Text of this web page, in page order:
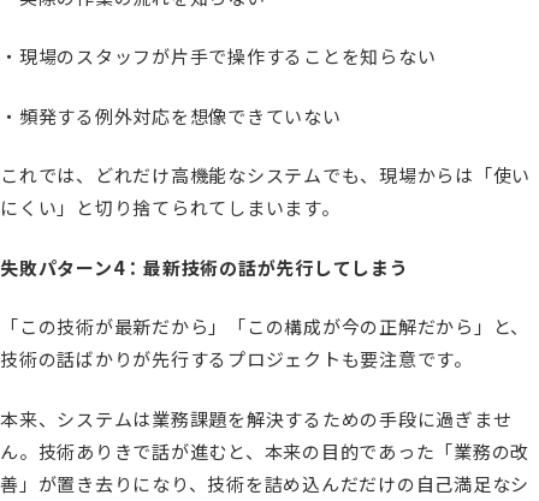
・現場のスタッフが片手で操作することを知らない
・頻発する例外対応を想像できていない
これでは、どれだけ高機能なシステムでも、現場からは「使い
にくい」と切り捨てられてしまいます。
失敗パターン4：最新技術の話が先行してしまう
「この技術が最新だから」「この構成が今の正解だから」と、
技術の話ばかりが先行するプロジェクトも要注意です。
本来、システムは業務課題を解決するための手段に過ぎませ
ん。技術ありきで話が進むと、本来の目的であった「業務の改
善」が置き去りになり、技術を詰め込んだだけの自己満足なシ